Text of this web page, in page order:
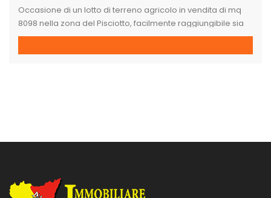
Occasione di un lotto di terreno agricolo in vendita di mq
8098 nella zona del Pisciotto, facilmente raggiungibile sia
dalla strada torre di Gaffe – Pisciotto e sia della SS 115.